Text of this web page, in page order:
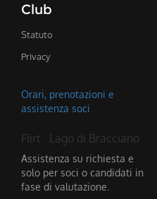
Club
Statuto
Privacy
Orari, prenotazioni e
assistenza soci
Flirt · Lago di Bracciano
Assistenza su richiesta e
solo per soci o candidati in
fase di valutazione.